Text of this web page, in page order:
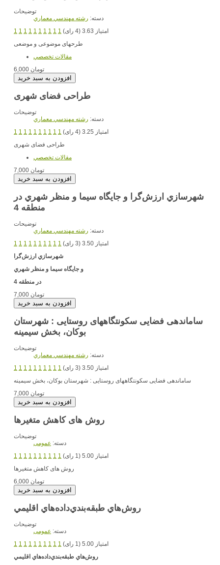
توضیحات
دسته: رشته مهندسي معماري
1 1 1 1 1 1 1 1 1 1
امتیاز 3.63 (4 رای)
طرحهای موضوعی و موضعی
مقالات تخصصي
6,000 تومان
طراحی فضای شهری
توضیحات
دسته: رشته مهندسي معماري
1 1 1 1 1 1 1 1 1 1
امتیاز 3.25 (4 رای)
طراحی فضای شهری
مقالات تخصصي
7,000 تومان
شهرسازي ارزش‌گرا و جايگاه سيما و منظر شهري در
منطقه 4
توضیحات
دسته: رشته مهندسي معماري
1 1 1 1 1 1 1 1 1 1
امتیاز 3.50 (3 رای)
شهرسازي ارزش‌گرا
و جايگاه سيما و منظر شهري
در منطقه 4
7,000 تومان
ساماندهی فضایی سکونتگاههای روستایی : شهرستان
بوکان، بخش سیمینه
توضیحات
دسته: رشته مهندسي معماري
1 1 1 1 1 1 1 1 1 1
امتیاز 3.50 (3 رای)
ساماندهی فضایی سکونتگاههای روستایی : شهرستان بوکان، بخش سیمینه
7,000 تومان
روش های کاهش متغیرها
توضیحات
دسته: عمومی
1 1 1 1 1 1 1 1 1 1
امتیاز 5.00 (1 رای)
6,000 تومان
روش‌هاي طبقه‌بندي‌داده‌هاي اقليمي
توضیحات
دسته: عمومی
1 1 1 1 1 1 1 1 1 1
امتیاز 5.00 (1 رای)
روش‌هاي طبقه‌بندي‌داده‌هاي اقليمي